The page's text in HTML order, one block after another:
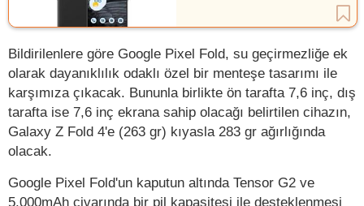
Bildirilenlere göre Google Pixel Fold, su geçirmezliğe ek
olarak dayanıklılık odaklı özel bir menteşe tasarımı ile
karşımıza çıkacak. Bununla birlikte ön tarafta 7,6 inç, dış
tarafta ise 7,6 inç ekrana sahip olacağı belirtilen cihazın,
Galaxy Z Fold 4'e (263 gr) kıyasla 283 gr ağırlığında
olacak.
Google Pixel Fold'un kaputun altında Tensor G2 ve
5.000mAh civarında bir pil kapasitesi ile desteklenmesi